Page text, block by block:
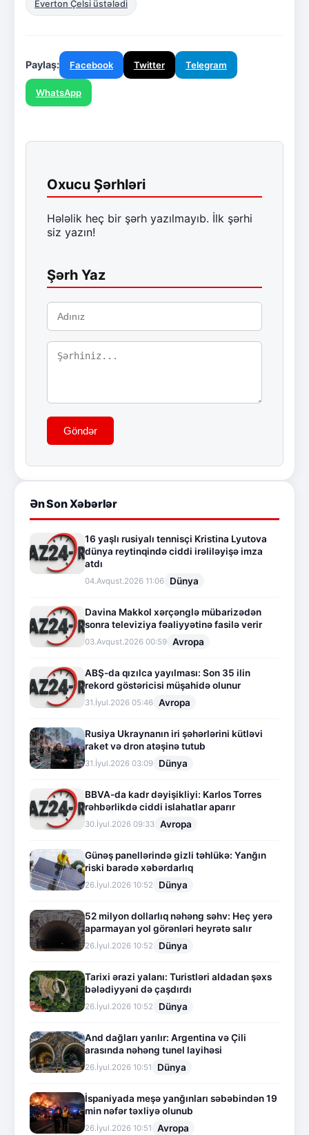
Everton Çelsi üstələdi
Paylaş: Facebook Twitter Telegram
WhatsApp
Oxucu Şərhləri
Hələlik heç bir şərh yazılmayıb. İlk şərhi
siz yazın!
Şərh Yaz
Göndər
Ən Son Xəbərlər
16 yaşlı rusiyalı tennisçi Kristina Lyutova
dünya reytinqində ciddi irəliləyişə imza
atdı
04.Avqust.2026 11:06 Dünya
Davina Makkol xərçənglə mübarizədən
sonra televiziya fəaliyyətinə fasilə verir
03.Avqust.2026 00:59 Avropa
ABŞ-da qızılca yayılması: Son 35 ilin
rekord göstəricisi müşahidə olunur
31.İyul.2026 05:46 Avropa
Rusiya Ukraynanın iri şəhərlərini kütləvi
raket və dron atəşinə tutub
31.İyul.2026 03:09 Dünya
BBVA-da kadr dəyişikliyi: Karlos Torres
rəhbərlikdə ciddi islahatlar aparır
30.İyul.2026 09:33 Avropa
Günəş panellərində gizli təhlükə: Yanğın
riski barədə xəbərdarlıq
26.İyul.2026 10:52 Dünya
52 milyon dollarlıq nəhəng səhv: Heç yerə
aparmayan yol görənləri heyrətə salır
26.İyul.2026 10:52 Dünya
Tarixi ərazi yalanı: Turistləri aldadan şəxs
bələdiyyəni də çaşdırdı
26.İyul.2026 10:52 Dünya
And dağları yarılır: Argentina və Çili
arasında nəhəng tunel layihəsi
26.İyul.2026 10:51 Dünya
İspaniyada meşə yanğınları səbəbindən 19
min nəfər təxliyə olunub
26.İyul.2026 10:51 Avropa